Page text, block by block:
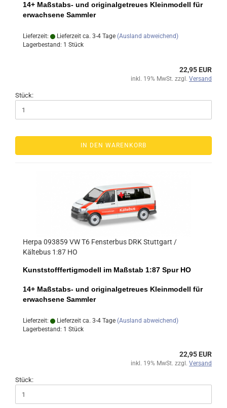
14+ Maßstabs- und originalgetreues Kleinmodell für
erwachsene Sammler
Lieferzeit: Lieferzeit ca. 3-4 Tage (Ausland abweichend)
Lagerbestand: 1 Stück
22,95 EUR
inkl. 19% MwSt. zzgl. Versand
Stück:
IN DEN WARENKORB
Herpa 093859 VW T6 Fensterbus DRK Stuttgart /
Kältebus 1:87 HO
Kunststofffertigmodell im Maßstab 1:87 Spur HO
14+ Maßstabs- und originalgetreues Kleinmodell für
erwachsene Sammler
Lieferzeit: Lieferzeit ca. 3-4 Tage (Ausland abweichend)
Lagerbestand: 1 Stück
22,95 EUR
inkl. 19% MwSt. zzgl. Versand
Stück: